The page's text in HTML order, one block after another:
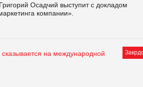
Осадчий выступит с докладом
компании».
сказывается на международной